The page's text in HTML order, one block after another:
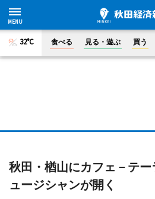
32°C 食べる 見る・遊ぶ 買う
秋田・楢山にカフェ－テー
ュージシャンが開く